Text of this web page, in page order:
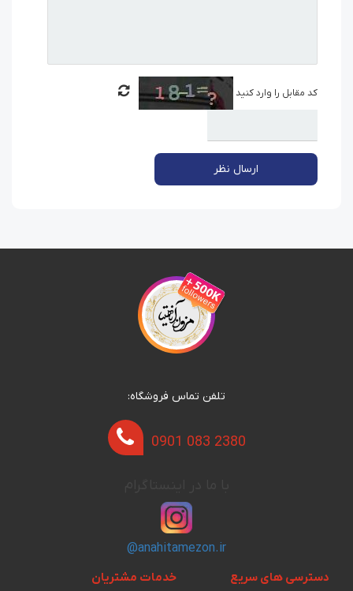
کد مقابل را وارد کنید
ارسال نظر
تلفن تماس فروشگاه:
0901 083 2380
@anahitamezon.ir
دسترسی های سریع
خدمات مشتریان